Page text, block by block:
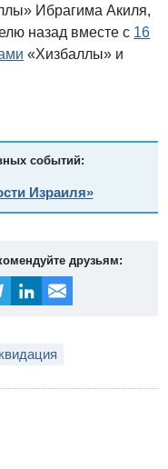
Ибрагима Акиля,
назад вместе с 16
«Хизбаллы» и
событий:
Израиля»
друзьям: